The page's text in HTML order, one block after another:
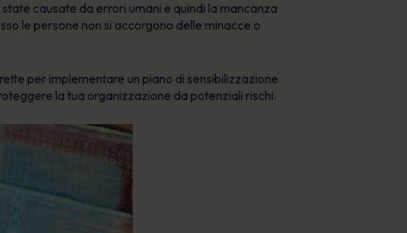
causate da errori umani e quindi la mancanza
le persone non si accorgono delle minacce o
per implementare un piano di sensibilizzazione
la tua organizzazione da potenziali rischi.